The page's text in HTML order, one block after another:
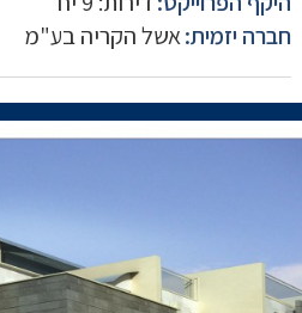
חברה יזמית:אשל הקריה בע"מ